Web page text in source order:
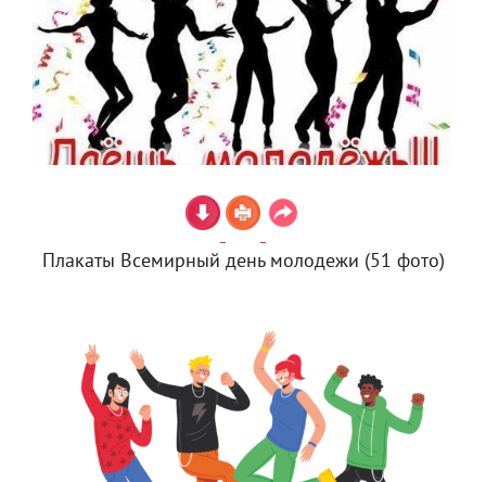
Плакаты Всемирный день молодежи (51 фото)